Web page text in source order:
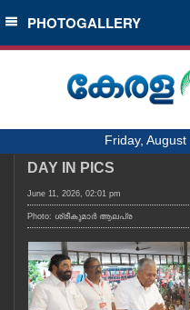
SECTIONS
HOME
NOTIFIED NEWS
KERALA
LOCAL
PHOTOGALLERY
Friday,
DAY IN PICS
June 11, 2026, 02:01 pm
Photo: ശ്രീകുമാർ ആലപ്ര